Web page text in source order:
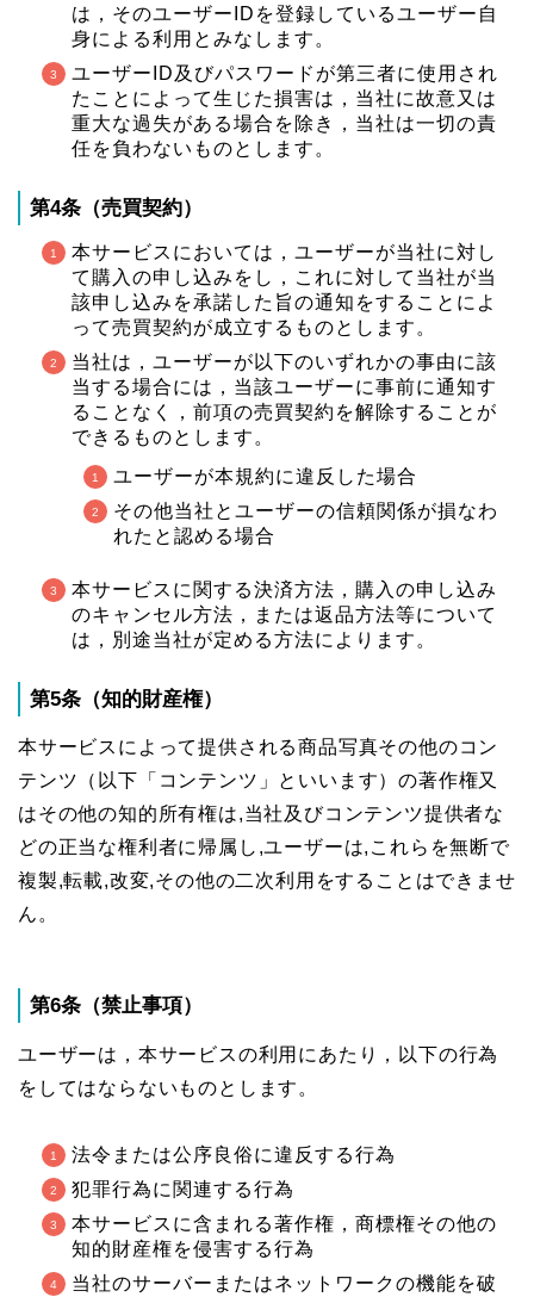
は，そのユーザーIDを登録しているユーザー自
身による利用とみなします。
ユーザーID及びパスワードが第三者に使用され
たことによって生じた損害は，当社に故意又は
重大な過失がある場合を除き，当社は一切の責
任を負わないものとします。
第4条（売買契約）
本サービスにおいては，ユーザーが当社に対し
て購入の申し込みをし，これに対して当社が当
該申し込みを承諾した旨の通知をすることによ
って売買契約が成立するものとします。
当社は，ユーザーが以下のいずれかの事由に該
当する場合には，当該ユーザーに事前に通知す
ることなく，前項の売買契約を解除することが
できるものとします。
ユーザーが本規約に違反した場合
その他当社とユーザーの信頼関係が損なわ
れたと認める場合
本サービスに関する決済方法，購入の申し込み
のキャンセル方法，または返品方法等について
は，別途当社が定める方法によります。
第5条（知的財産権）
本サービスによって提供される商品写真その他のコン
テンツ（以下「コンテンツ」といいます）の著作権又
はその他の知的所有権は,当社及びコンテンツ提供者な
どの正当な権利者に帰属し,ユーザーは,これらを無断で
複製,転載,改変,その他の二次利用をすることはできませ
ん。
第6条（禁止事項）
ユーザーは，本サービスの利用にあたり，以下の行為
をしてはならないものとします。
法令または公序良俗に違反する行為
犯罪行為に関連する行為
本サービスに含まれる著作権，商標権その他の
知的財産権を侵害する行為
当社のサーバーまたはネットワークの機能を破